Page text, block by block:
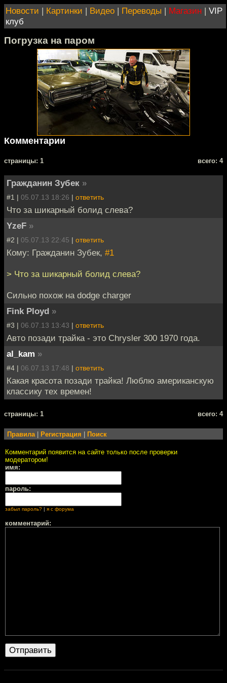
Новости | Картинки | Видео | Переводы | Магазин | VIP
клуб
Погрузка на паром
Комментарии
cтраницы: 1 всего: 4
Гражданин Зубек »
#1 | 05.07.13 18:26 | ответить
Что за шикарный болид слева?
YzeF »
#2 | 05.07.13 22:45 | ответить
Кому: Гражданин Зубек, #1
> Что за шикарный болид слева?
Сильно похож на dodge charger
Fink Ployd »
#3 | 06.07.13 13:43 | ответить
Авто позади трайка - это Chrysler 300 1970 года.
al_kam »
#4 | 06.07.13 17:48 | ответить
Какая красота позади трайка! Люблю американскую
классику тех времен!
cтраницы: 1 всего: 4
Правила| Регистрация Поиск
Комментарий появится на сайте только после проверки
модератором!
имя:
пароль:
забыл пароль? | я с форума
комментарий: